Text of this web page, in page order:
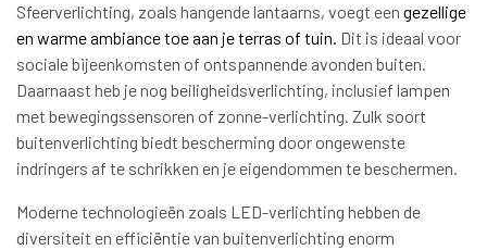
Sfeerverlichting, zoals hangende lantaarns, voegt een gezellige
en warme ambiance toe aan je terras of tuin. Dit is ideaal voor
sociale bijeenkomsten of ontspannende avonden buiten.
Daarnaast heb je nog beiligheidsverlichting, inclusief lampen
met bewegingssensoren of zonne-verlichting. Zulk soort
buitenverlichting biedt bescherming door ongewenste
indringers af te schrikken en je eigendommen te beschermen.
Moderne technologieën zoals LED-verlichting hebben de
diversiteit en efficiëntie van buitenverlichting enorm